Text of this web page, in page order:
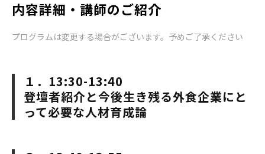
内容詳細・講師のご紹介
プログラムは変更する場合がございます。予めご了承ください
１．13:30-13:40
登壇者紹介と今後生き残る外食企業にと
って必要な人材育成論